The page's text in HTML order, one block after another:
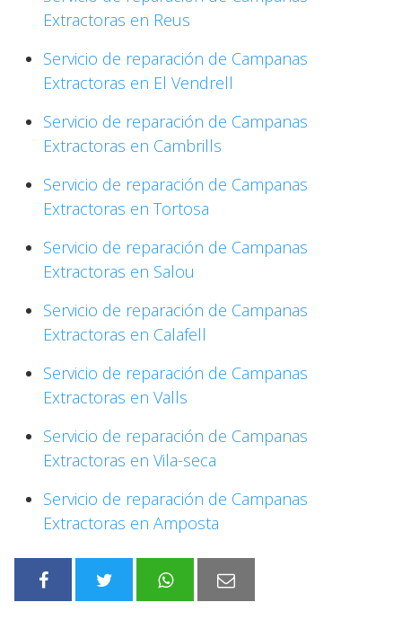
Extractoras en Reus
Servicio de reparación de Campanas
Extractoras en El Vendrell
Servicio de reparación de Campanas
Extractoras en Cambrills
Servicio de reparación de Campanas
Extractoras en Tortosa
Servicio de reparación de Campanas
Extractoras en Salou
Servicio de reparación de Campanas
Extractoras en Calafell
Servicio de reparación de Campanas
Extractoras en Valls
Servicio de reparación de Campanas
Extractoras en Vila-seca
Servicio de reparación de Campanas
Extractoras en Amposta